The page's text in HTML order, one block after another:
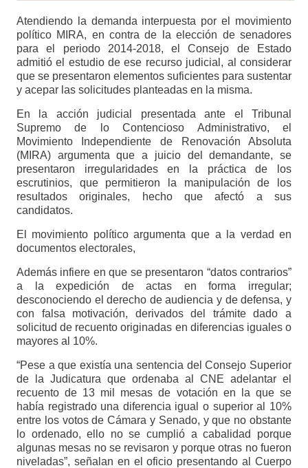
Atendiendo la demanda interpuesta por el movimiento
político MIRA, en contra de la elección de senadores
para el periodo 2014-2018, el Consejo de Estado
admitió el estudio de ese recurso judicial, al considerar
que se presentaron elementos suficientes para sustentar
y acepar las solicitudes planteadas en la misma.
En la acción judicial presentada ante el Tribunal
Supremo de lo Contencioso Administrativo, el
Movimiento Independiente de Renovación Absoluta
(MIRA) argumenta que a juicio del demandante, se
presentaron irregularidades en la práctica de los
escrutinios, que permitieron la manipulación de los
resultados originales, hecho que afectó a sus
candidatos.
El movimiento político argumenta que a la verdad en
documentos electorales,
Además infiere en que se presentaron “datos contrarios”
a la expedición de actas en forma irregular;
desconociendo el derecho de audiencia y de defensa, y
con falsa motivación, derivados del trámite dado a
solicitud de recuento originadas en diferencias iguales o
mayores al 10%.
“Pese a que existía una sentencia del Consejo Superior
de la Judicatura que ordenaba al CNE adelantar el
recuento de 13 mil mesas de votación en la que se
había registrado una diferencia igual o superior al 10%
entre los votos de Cámara y Senado, y que no obstante
lo ordenado, ello no se cumplió a cabalidad porque
algunas mesas no se revisaron y porque otras no fueron
niveladas”, señalan en el oficio presentando al Cuerpo